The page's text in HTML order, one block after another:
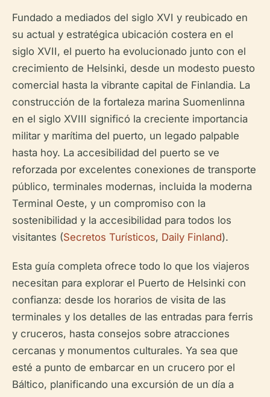
Fundado a mediados del siglo XVI y reubicado en
su actual y estratégica ubicación costera en el
siglo XVII, el puerto ha evolucionado junto con el
crecimiento de Helsinki, desde un modesto puesto
comercial hasta la vibrante capital de Finlandia. La
construcción de la fortaleza marina Suomenlinna
en el siglo XVIII significó la creciente importancia
militar y marítima del puerto, un legado palpable
hasta hoy. La accesibilidad del puerto se ve
reforzada por excelentes conexiones de transporte
público, terminales modernas, incluida la moderna
Terminal Oeste, y un compromiso con la
sostenibilidad y la accesibilidad para todos los
visitantes (Secretos Turísticos, Daily Finland).
Esta guía completa ofrece todo lo que los viajeros
necesitan para explorar el Puerto de Helsinki con
confianza: desde los horarios de visita de las
terminales y los detalles de las entradas para ferris
y cruceros, hasta consejos sobre atracciones
cercanas y monumentos culturales. Ya sea que
esté a punto de embarcar en un crucero por el
Báltico, planificando una excursión de un día a